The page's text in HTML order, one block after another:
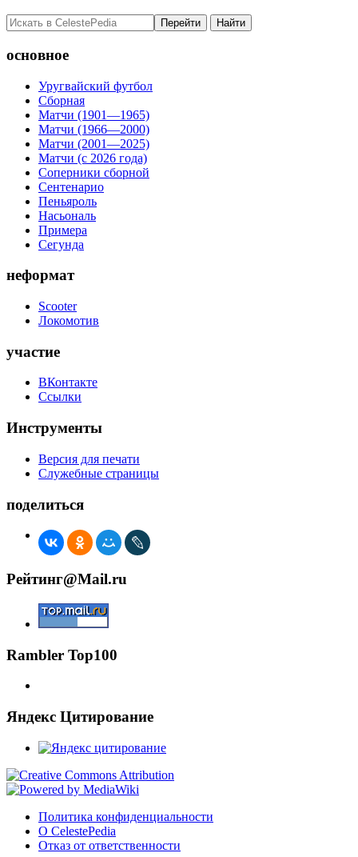
основное
Уругвайский футбол
Сборная
Матчи (1901—1965)
Матчи (1966—2000)
Матчи (2001—2025)
Матчи (с 2026 года)
Соперники сборной
Сентенарио
Пеньяроль
Насьональ
Примера
Сегунда
неформат
Scooter
Локомотив
участие
ВКонтакте
Ссылки
Инструменты
Версия для печати
Служебные страницы
поделиться
Рейтинг@Mail.ru
Rambler Top100
Яндекс Цитирование
Политика конфиденциальности
О CelestePedia
Отказ от ответственности